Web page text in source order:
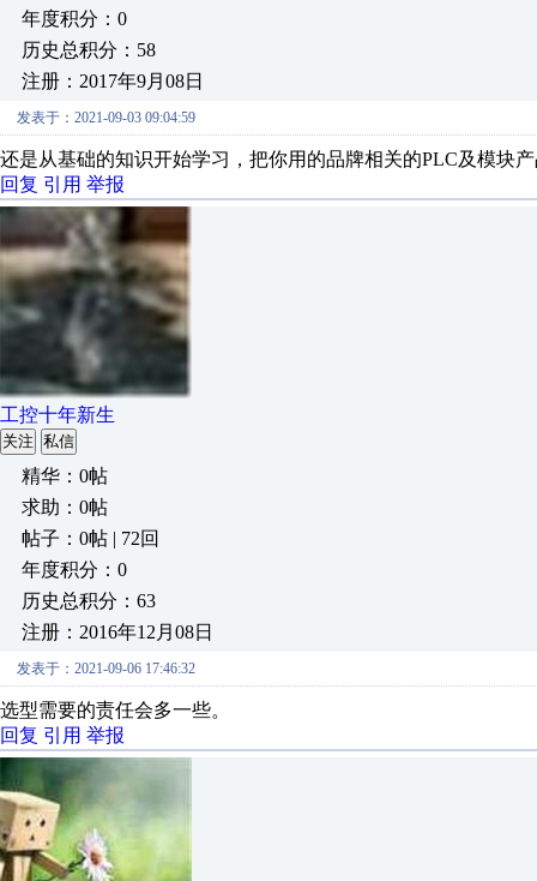
年度积分：0
历史总积分：58
注册：2017年9月08日
发表于：2021-09-03 09:04:59
还是从基础的知识开始学习，把你用的品牌相关的PLC及模块
回复 引用 举报
工控十年新生
关注 私信
精华：0帖
求助：0帖
帖子：0帖 | 72回
年度积分：0
历史总积分：63
注册：2016年12月08日
发表于：2021-09-06 17:46:32
选型需要的责任会多一些。
回复 引用 举报